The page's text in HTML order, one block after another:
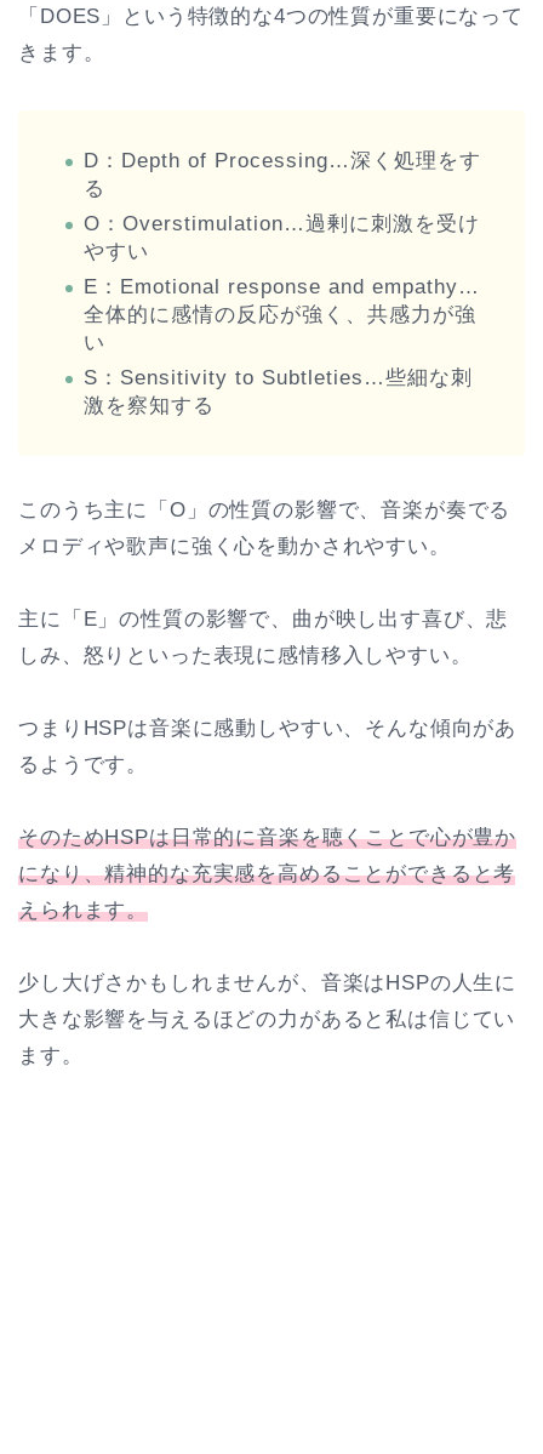
「DOES」という特徴的な4つの性質が重要になって
きます。
D：Depth of Processing…深く処理をす
る
O：Overstimulation…過剰に刺激を受け
やすい
E：Emotional response and empathy…
全体的に感情の反応が強く、共感力が強
い
S：Sensitivity to Subtleties…些細な刺
激を察知する
このうち主に「O」の性質の影響で、音楽が奏でる
メロディや歌声に強く心を動かされやすい。
主に「E」の性質の影響で、曲が映し出す喜び、悲
しみ、怒りといった表現に感情移入しやすい。
つまりHSPは音楽に感動しやすい、そんな傾向があ
るようです。
そのためHSPは日常的に音楽を聴くことで心が豊か
になり、精神的な充実感を高めることができると考
えられます。
少し大げさかもしれませんが、音楽はHSPの人生に
大きな影響を与えるほどの力があると私は信じてい
ます。